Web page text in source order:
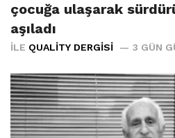
çocuğa ulaşarak
aşıladı
İLE QUALITY DERGISI 3 GÜN